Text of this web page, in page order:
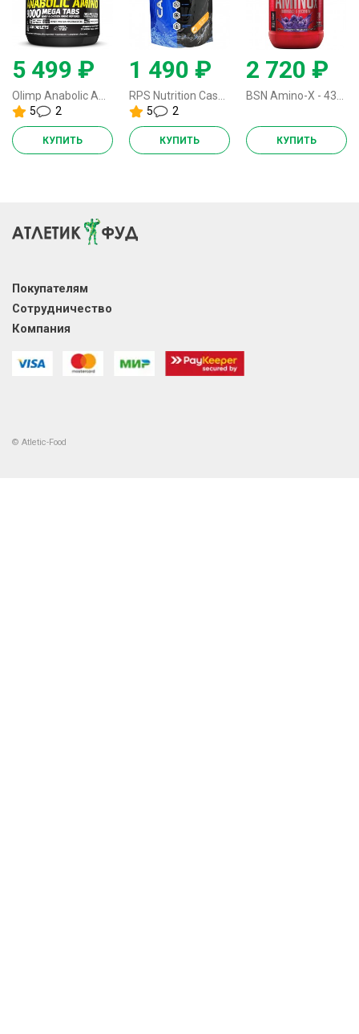
5 499 ₽
Olimp Anabolic Amino 9000 - 300 таблеток
5
2
КУПИТЬ
1 490 ₽
RPS Nutrition Casein Protein - 500 грамм
5
2
КУПИТЬ
2 720 ₽
BSN Amino-X - 435 грамм (US)
КУПИТЬ
Покупателям
Сотрудничество
Компания
© Atletic-Food